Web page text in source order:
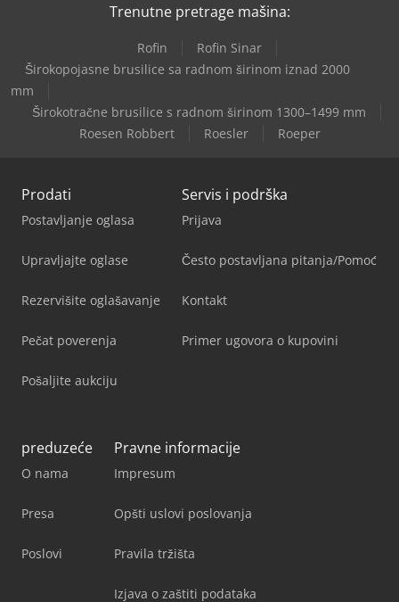
Trenutne pretrage mašina:
Rofin
Rofin Sinar
Širokopojasne brusilice sa radnom širinom iznad 2000
mm
Širokotračne brusilice s radnom širinom 1300–1499 mm
Roesen Robbert
Roesler Roeper
Prodati
Postavljanje oglasa
Upravljajte oglase
Rezervišite oglašavanje
Pečat poverenja
Pošaljite aukciju
Servis i podrška
Prijava
Često postavljana pitanja/Pomoć
Kontakt
Primer ugovora o kupovini
preduzeće
O nama
Presa
Poslovi
Pravne informacije
Impresum
Opšti uslovi poslovanja
Pravila tržišta
Izjava o zaštiti podataka